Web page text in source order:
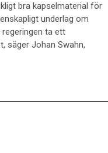
bra kapselmaterial för
underlag om
ta ett
säger Johan Swahn,